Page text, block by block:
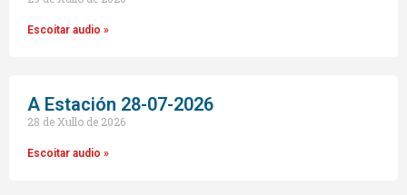
Escoitar audio »
A Estación 28-07-2026
28 de Xullo de 2026
Escoitar audio »